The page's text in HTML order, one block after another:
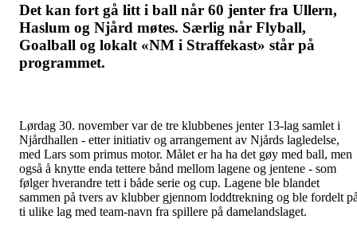
Det kan fort gå litt i ball når 60 jenter fra Ullern,
Haslum og Njård møtes. Særlig når Flyball,
Goalball og lokalt «NM i Straffekast» står på
programmet.
Lørdag 30. november var de tre klubbenes jenter 13-lag samlet i
Njårdhallen - etter initiativ og arrangement av Njårds lagledelse,
med Lars som primus motor. Målet er ha ha det gøy med ball, men
også å knytte enda tettere bånd mellom lagene og jentene - som
følger hverandre tett i både serie og cup. Lagene ble blandet
sammen på tvers av klubber gjennom loddtrekning og ble fordelt
ti ulike lag med team-navn fra spillere på damelandslaget.